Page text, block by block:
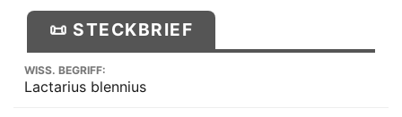
📜 STECKBRIEF
WISS. BEGRIFF:
Lactarius blennius